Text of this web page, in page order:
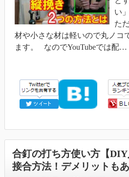
い
た
材や小さな材は軽いので丸ノコ
ます。 なのでYouTubeでは配…
合釘の打ち方使い方【
接合方法！デメリットも